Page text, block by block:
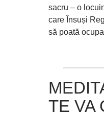
sacru – o
care Însuși
să poată
TE VA